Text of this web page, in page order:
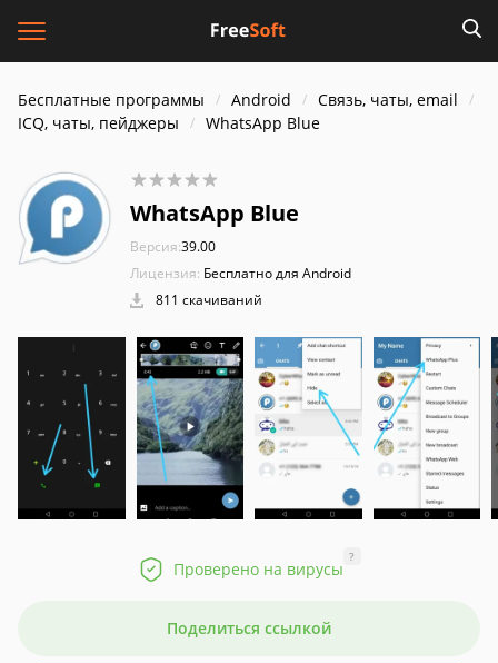
Бесплатные программы Android
Связь, чаты, email
ICQ, чаты, пейджеры
WhatsApp Blue
WhatsApp Blue
Версия:39.00
Лицензия: Бесплатно для Android
811 скачиваний
Проверено на вирусы
?
Поделиться ссылкой